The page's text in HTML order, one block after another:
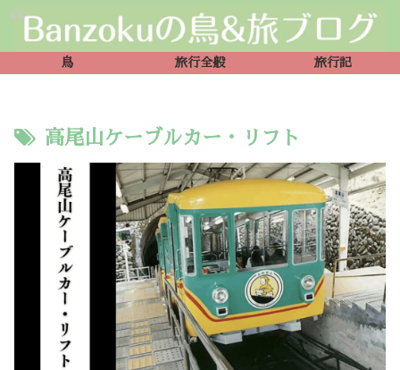
鳥 旅行全般 旅行記
高尾山ケーブルカー・リフト